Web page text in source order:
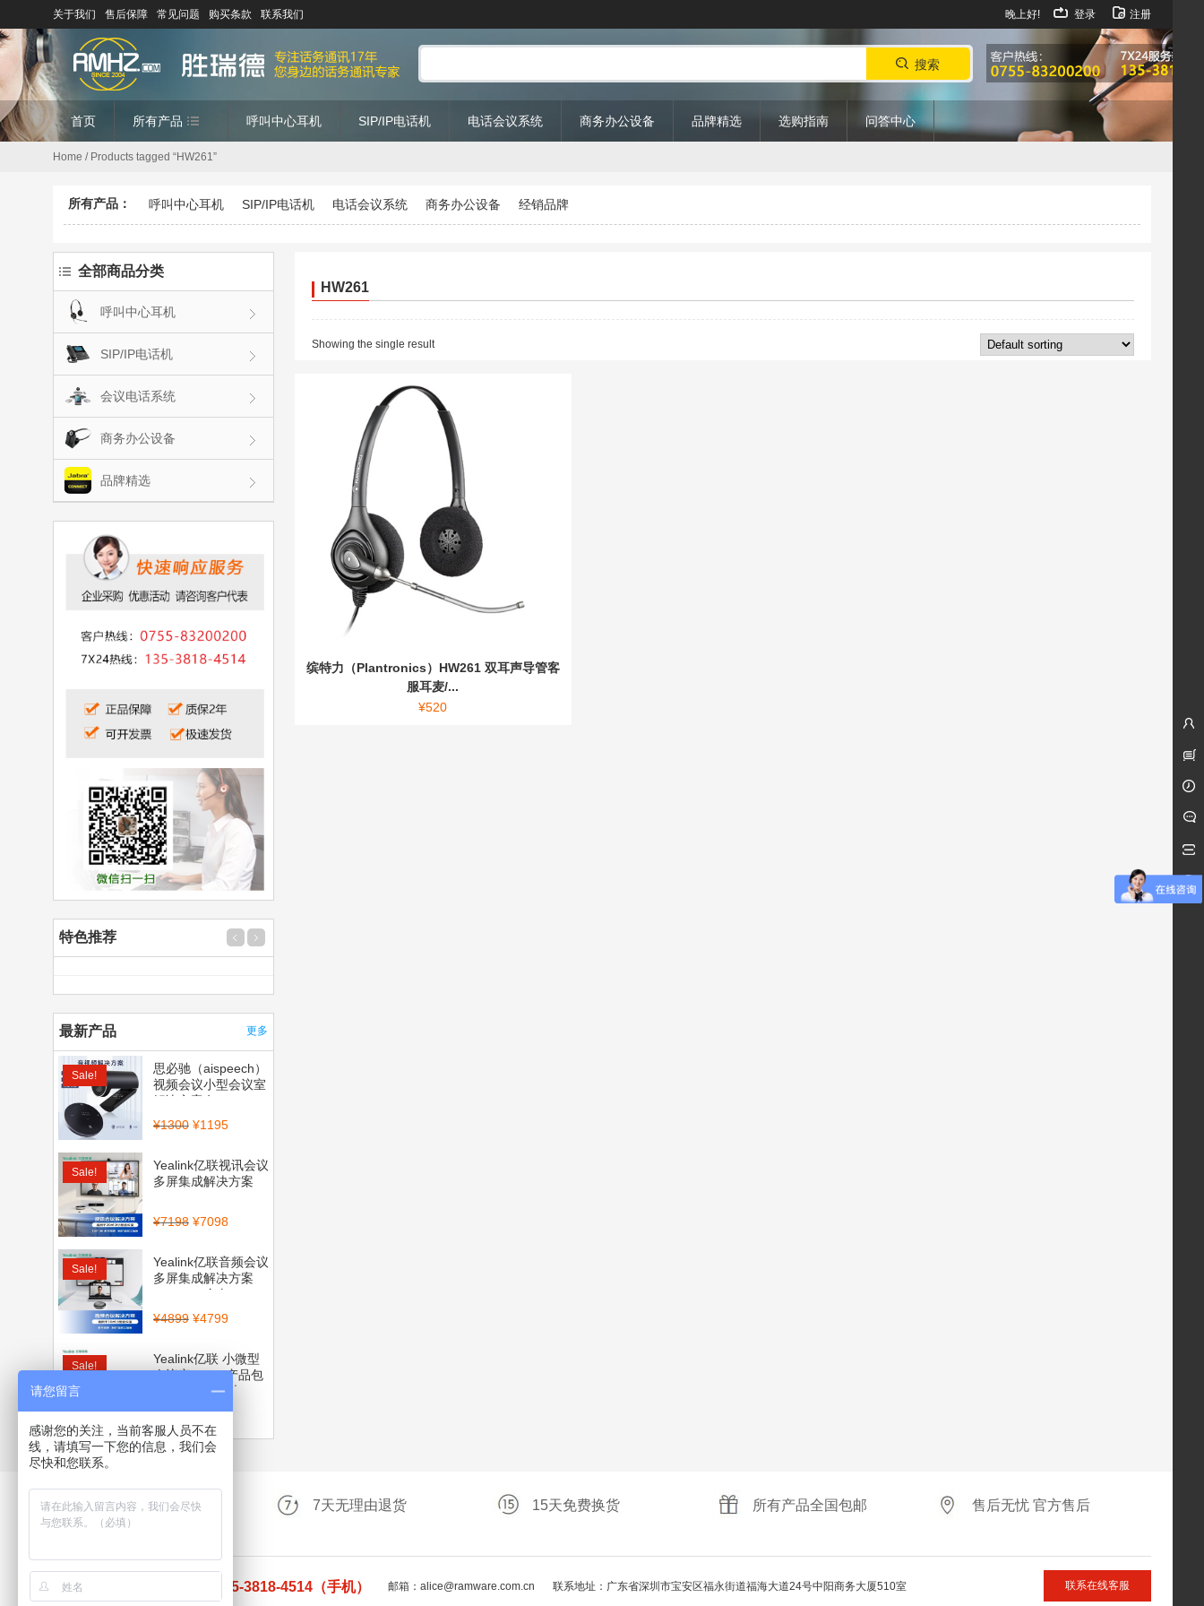
关于我们 售后保障 常见问题 购买条款 联系我们 晚上好! 登录 注册
搜索
首页 所有产品 呼叫中心耳机 SIP/IP电话机 电话会议系统 商务办公设备 品牌精选 选购指南 问答中心
Home / Products tagged “HW261”
所有产品： 呼叫中心耳机 SIP/IP电话机 电话会议系统 商务办公设备 经销品牌
全部商品分类
呼叫中心耳机
SIP/IP电话机
会议电话系统
商务办公设备
品牌精选
特色推荐
最新产品 更多
Sale!
思必驰（aispeech）
视频会议小型会议室
解决方案套...
¥1300 ¥1195
Sale!
Yealink亿联视讯会议
多屏集成解决方案
¥7198 ¥7098
Sale!
Yealink亿联音频会议
多屏集成解决方案
（CP700全向...
¥4899 ¥4799
Sale!
Yealink亿联 小微型
会议室BYOD产品包
（CP900全向麦...
¥4560 ¥3999
HW261
Showing the single result
缤特力（Plantronics）HW261 双耳声导管客
服耳麦/...
¥520
升级三年维保服务 7天无理由退货 15天免费换货 所有产品全国包邮 售后无忧 官方售后
0755-83200200（电话） 135-3818-4514（手机） 邮箱：alice@ramware.com.cn 联系地址：广东省深圳市宝安区福永街道福海大道24号中阳商务大厦510室 联系在线客服
请您留言
感谢您的关注，当前客服人员不在
线，请填写一下您的信息，我们会
尽快和您联系。